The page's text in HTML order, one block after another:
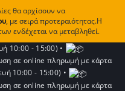
θα αρχίσουν να
, με σειρά προτεραιότητας.Η
ενδέχεται να μεταβληθεί.
10:00 - 15:00) •
σε online πληρωμή με κάρτα
10:00 - 15:00) •
σε online πληρωμή με κάρτα